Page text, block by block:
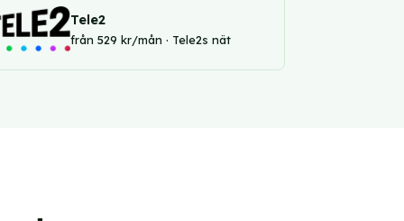
Tele2
från 529 kr/mån · Tele2s nät